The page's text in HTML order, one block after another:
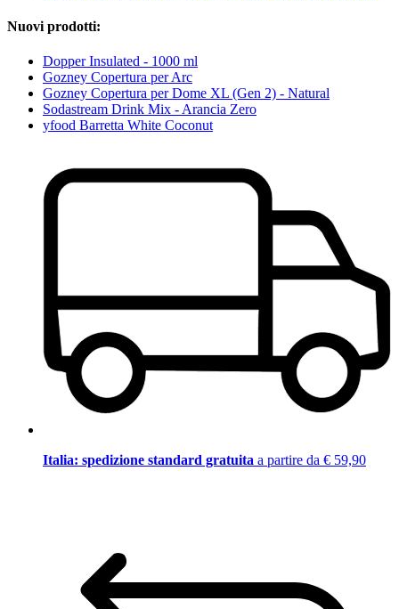
Nuovi prodotti:
Dopper Insulated - 1000 ml
Gozney Copertura per Arc
Gozney Copertura per Dome XL (Gen 2) - Natural
Sodastream Drink Mix - Arancia Zero
yfood Barretta White Coconut
Italia: spedizione standard gratuita a partire da € 59,90